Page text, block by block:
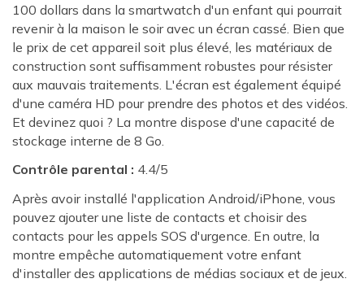
100 dollars dans la smartwatch d'un enfant qui pourrait
revenir à la maison le soir avec un écran cassé. Bien que
le prix de cet appareil soit plus élevé, les matériaux de
construction sont suffisamment robustes pour résister
aux mauvais traitements. L'écran est également équipé
d'une caméra HD pour prendre des photos et des vidéos.
Et devinez quoi ? La montre dispose d'une capacité de
stockage interne de 8 Go.
Contrôle parental : 4.4/5
Après avoir installé l'application Android/iPhone, vous
pouvez ajouter une liste de contacts et choisir des
contacts pour les appels SOS d'urgence. En outre, la
montre empêche automatiquement votre enfant
d'installer des applications de médias sociaux et de jeux.